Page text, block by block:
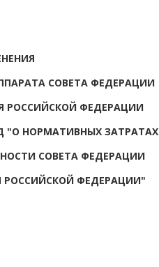
СОВЕТА ФЕДЕРАЦИИ
РОССИЙСКОЙ ФЕДЕРАЦИИ
"О НОРМАТИВНЫХ ЗАТРАТАХ
СОВЕТА ФЕДЕРАЦИИ
РОССИЙСКОЙ ФЕДЕРАЦИИ"